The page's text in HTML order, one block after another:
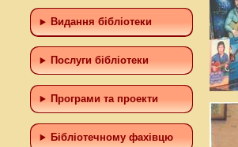
Видання бібліотеки
Послуги бібліотеки
Програми та проекти
Бiблiотечному фахiвцю